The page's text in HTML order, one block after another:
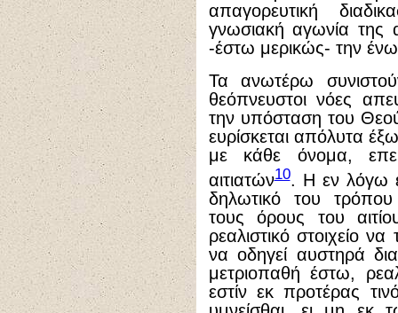
απαγορευτική
γνωσιακή αγωνία της
-έστω μερικώς- την
Τα ανωτέρω
θεόπνευστοι νόες
την υπόσταση του
ευρίσκεται απόλυτα
με κάθε όνομα,
αιτιατών10. Η εν λόγω
δηλωτικό του
τους όρους του
ρεαλιστικό στοιχείο
να οδηγεί αυστηρά
μετριοπαθή έστω,
εστίν εκ προτέρας